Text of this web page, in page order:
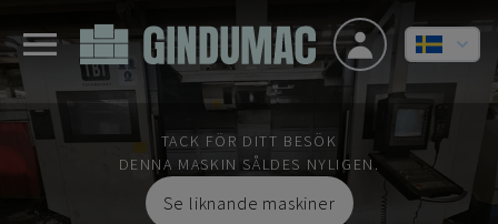
TACK FÖR DITT BESÖK
DENNA MASKIN SÅLDES NYLIGEN.
Se liknande maskiner